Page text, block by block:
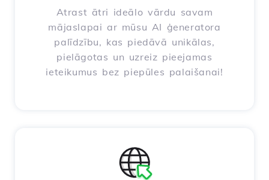
Atrast ātri ideālo vārdu savam
mājaslapai ar mūsu AI ģeneratora
palīdzību, kas piedāvā unikālas,
pielāgotas un uzreiz pieejamas
ieteikumus bez piepūles palaišanai!